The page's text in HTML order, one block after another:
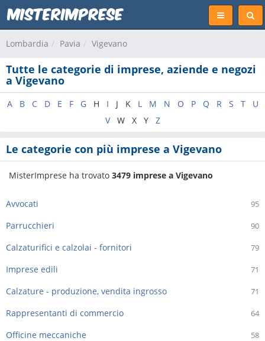
Lombardia Pavia Vigevano
Tutte le categorie di imprese, aziende e negozi
a Vigevano
A B C D E F G H I J K L M N O P Q R S T
U
V
W X Y Z
Le categorie con più imprese a Vigevano
MisterImprese ha trovato 3479 imprese a Vigevano
95
Avvocati
90
Parrucchieri
79
Calzaturifici e calzolai - fornitori
71
Imprese edili
71
Calzature - produzione, vendita ingrosso
64
Rappresentanti di commercio
58
Officine meccaniche